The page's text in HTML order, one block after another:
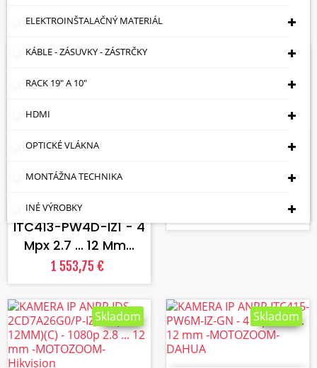
ELEKTROINŠTALAČNÝ MATERIÁL
KÁBLE - ZÁSUVKY - ZÁSTRČKY
RACK 19" A 10"
HDMI
OPTICKÉ VLÁKNA
MONTÁŽNA TECHNIKA
INÉ VÝROBKY
Zobrazuje sa 1-5 z 5 položiek
VLOŽIŤ DO KOŠÍKA
KAMERA IP ANPR
ITC413-PW4D-IZ1 - 4
Mpx 2.7 ... 12 Mm...
1 553,75 €
IZHSY(2.8-12MM)(C) -
Skladom
VLOŽIŤ DO KOŠÍKA
Skladom
VLOŽIŤ DO KOŠÍKA
Skladom